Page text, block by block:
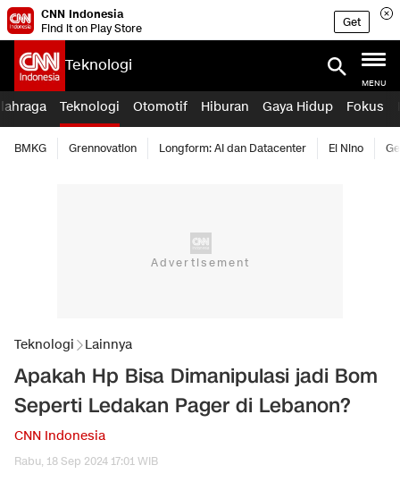
CNN Indonesia
Find it on Play Store
Get
Teknologi
MENU
Teknologi Otomotif Hiburan Gaya Hidup Fokus
BMKG Grennovation Longform: AI dan Datacenter El Nino
Teknologi Lainnya
Apakah Hp Bisa Dimanipulasi jadi Bom
Seperti Ledakan Pager di Lebanon?
CNN Indonesia
Rabu, 18 Sep 2024 17:01 WIB